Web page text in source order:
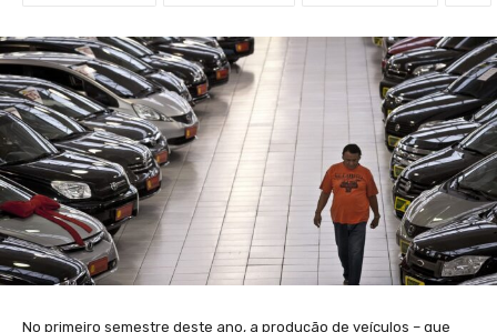
No primeiro semestre deste ano, a produção de veículos – que